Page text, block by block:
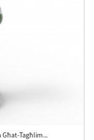
Tagħlim...